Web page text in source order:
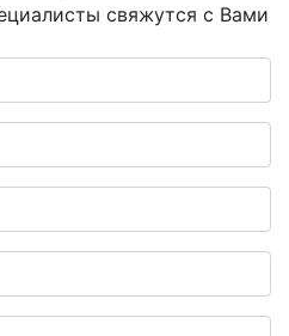
свяжутся с Вами